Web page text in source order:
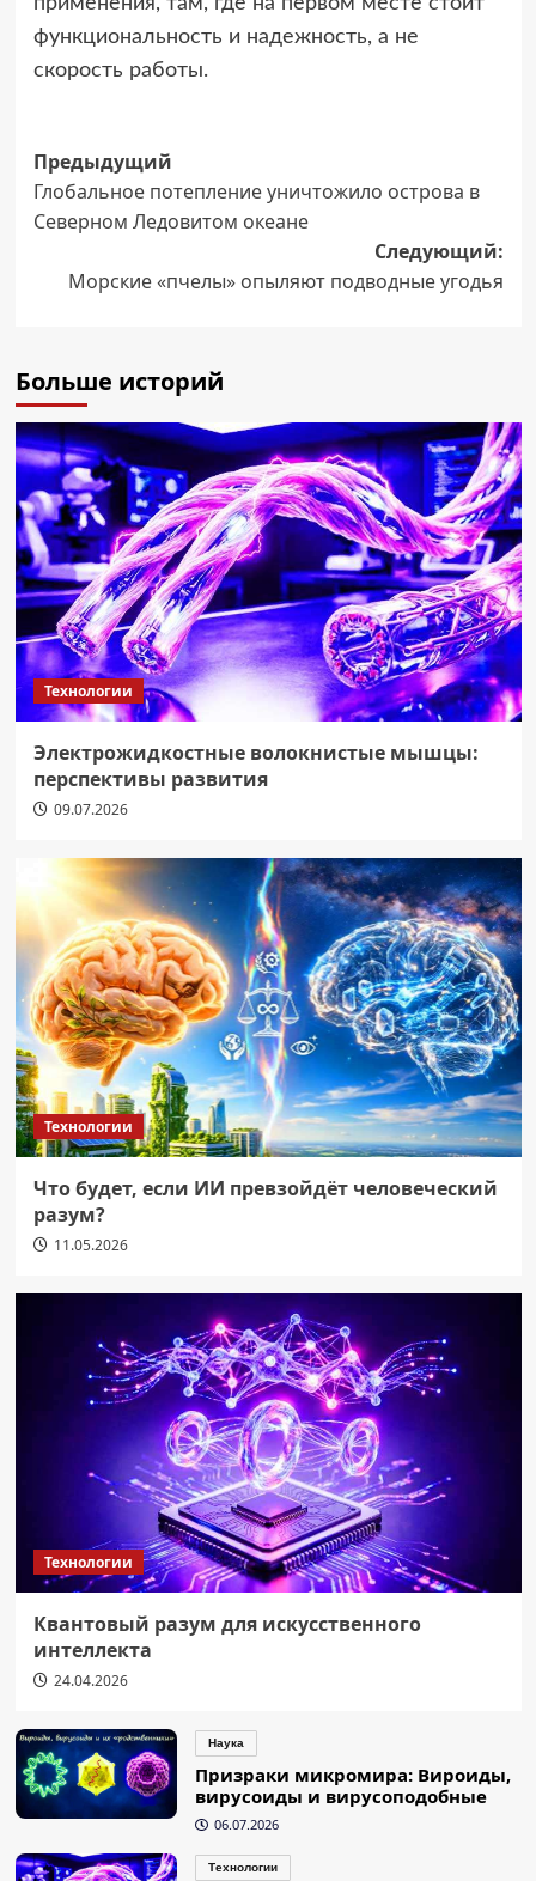
функциональность и надежность, а не
скорость работы.
Навигация
записи
Предыдущий
Глобальное потепление уничтожило острова в
Северном Ледовитом океане
Следующий:
Морские «пчелы» опыляют подводные угодья
Больше историй
Технологии
Электрожидкостные волокнистые мышцы:
перспективы развития
09.07.2026
Технологии
Что будет, если ИИ превзойдёт человеческий
разум?
11.05.2026
Технологии
Квантовый разум для искусственного
интеллекта
24.04.2026
Наука
Призраки микромира: Вироиды,
вирусоиды и вирусоподобные
06.07.2026
Технологии